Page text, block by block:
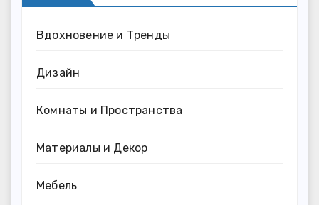
Вдохновение и Тренды
Дизайн
Комнаты и Пространства
Материалы и Декор
Мебель